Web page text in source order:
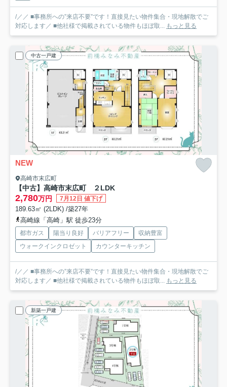
/／／ ■事務所への”来店不要”です！直接見たい物件集合・現地解散でご
対応します／ ■他社様で掲載されている物件もほぼ取... もっと見る
中古一戸建
NEW
高崎市末広町
【中古】高崎市末広町 ２LDK
2,780万円 7月12日 値下げ
189.63㎡ (2LDK) /築27年
高崎線「高崎」駅 徒歩23分
都市ガス 陽当り良好 バリアフリー
収納豊富
ウォークインクロゼット
カウンターキッチン
/／／ ■事務所への”来店不要”です！直接見たい物件集合・現地解散でご
対応します／ ■他社様で掲載されている物件もほぼ取...
もっと見る
新築一戸建